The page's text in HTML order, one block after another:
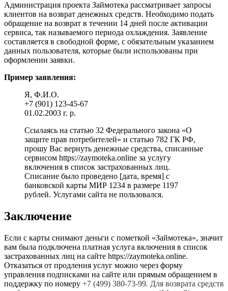
Администрация проекта Займотека рассматривает запросы
клиентов на возврат денежных средств. Необходимо подать
обращение на возврат в течении 14 дней после активации
сервиса, так называемого периода охлаждения. Заявление
составляется в свободной форме, с обязательным указанием
данных пользователя, которые были использованы при
оформлении заявки.
Пример заявления:
Я, Ф.И.О.
+7 (901) 123-45-67
01.02.2003 г. р.
Ссылаясь на статью 32 Федерального закона «О
защите прав потребителей» и статью 782 ГК РФ,
прошу Вас вернуть денежные средства, списанные
сервисом https://zaymoteka.online за услугу
включения в список застрахованных лиц.
Списание было проведено [дата, время] с
банковской карты МИР 1234 в размере 1197
рублей. Услугами сайта не пользовался.
Заключение
Если с карты снимают деньги с пометкой «Займотека», значит
вам была подключена платная услуга включения в список
застрахованных лиц на сайте https://zaymoteka.online.
Отказаться от продления услуг можно через форму
управления подписками на сайте или прямым обращением в
поддержку по номеру +7 (499) 380-73-99. Для возврата средств